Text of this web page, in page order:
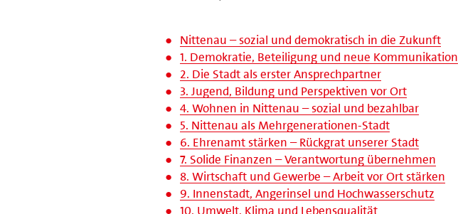
Nittenau – sozial und demokratisch in die Zukunft
1. Demokratie, Beteiligung und neue Kommunikation
2. Die Stadt als erster Ansprechpartner
3. Jugend, Bildung und Perspektiven vor Ort
4. Wohnen in Nittenau – sozial und bezahlbar
5. Nittenau als Mehrgenerationen-Stadt
6. Ehrenamt stärken – Rückgrat unserer Stadt
7. Solide Finanzen – Verantwortung übernehmen
8. Wirtschaft und Gewerbe – Arbeit vor Ort stärken
9. Innenstadt, Angerinsel und Hochwasserschutz
10. Umwelt, Klima und Lebensqualität